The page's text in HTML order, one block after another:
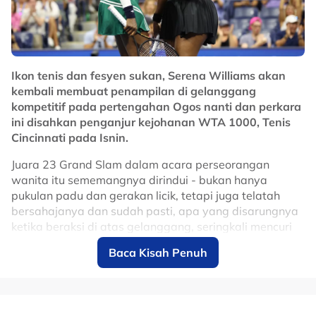
Ikon tenis dan fesyen sukan, Serena Williams akan
kembali membuat penampilan di gelanggang
kompetitif pada pertengahan Ogos nanti dan perkara
ini disahkan penganjur kejohanan WTA 1000, Tenis
Cincinnati pada Isnin.
Juara 23 Grand Slam dalam acara perseorangan
wanita itu sememangnya dirindui - bukan hanya
pukulan padu dan gerakan licik, tetapi juga telatah
bersahajanya dan sudah pasti, apa yang disarungnya
ketika beraksi di atas gelanggang, seringkali mencuri
tumpuan dan dijadikan rujukan dalam fesyen.
Sepanjang tempoh 4 tahun Serena dalam mode
Baca Kisah Penuh